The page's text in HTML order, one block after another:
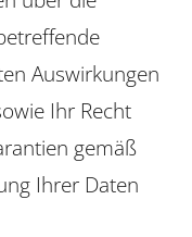
Auswirkungen
Ihr Recht
gemäß
Ihrer Daten